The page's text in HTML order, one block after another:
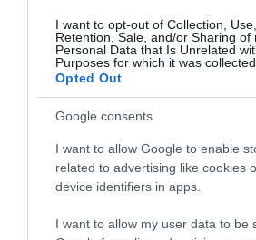
I want to opt-out of Collection, Use,
Retention, Sale, and/or Sharing of
Personal Data that Is Unrelated
Purposes for which it was collected.
Opted Out
Google consents
I want to allow Google to enable
related to advertising like cookies
device identifiers in apps.
I want to allow my user data to be
Mike
10/02/2021 στις 12:10
Mpravo Eparxe. Panta
ΑΠΆΝΤΗΣΗ
10/02/2021 στις 12:08